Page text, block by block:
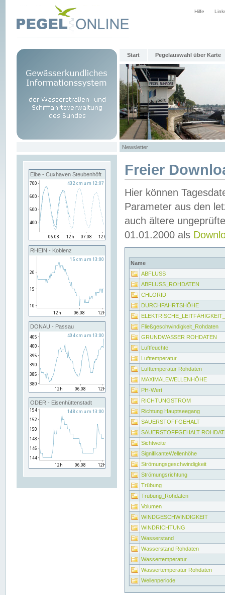
Hilfe
Start Pegelauswahl über Karte
Newsletter
Elbe - Cuxhaven Steubenhöft
RHEIN - Koblenz
DONAU - Passau
ODER - Eisenhüttenstadt
Freier
Hier können
Parameter aus den
auch ältere
01.01.2000 als
Name
ABFLUSS
ABFLUSS_ROHDATEN
CHLORID
DURCHFAHRTSHÖHE
Fließgeschwindigkeit_Rohdaten
GRUNDWASSER ROHDATEN
Luftfeuchte
Lufttemperatur
Lufttemperatur Rohdaten
MAXIMALEWELLENHÖHE
PH-Wert
RICHTUNGSTROM
Richtung Hauptseegang
SAUERSTOFFGEHALT
SAUERSTOFFGEHALT
Sichtweite
SignifikanteWellenhöhe
Strömungsgeschwindigkeit
Strömungsrichtung
Trübung
Trübung_Rohdaten
Volumen
WINDGESCHWINDIGKEIT
WINDRICHTUNG
Wasserstand
Wasserstand Rohdaten
Wassertemperatur
Wassertemperatur Rohdaten
Wellenperiode